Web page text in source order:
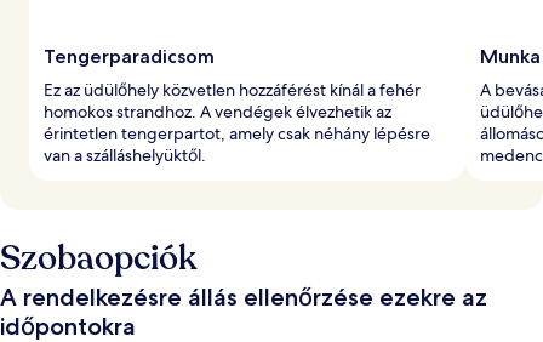
Tengerparadicsom
Ez az üdülőhely közvetlen hozzáférést kínál a fehér
homokos strandhoz. A vendégek élvezhetik az
érintetlen tengerpartot, amely csak néhány lépésre
van a szálláshelyüktől.
A
Szobaopciók
A rendelkezésre állás ellenőrzése ezekre az
időpontokra